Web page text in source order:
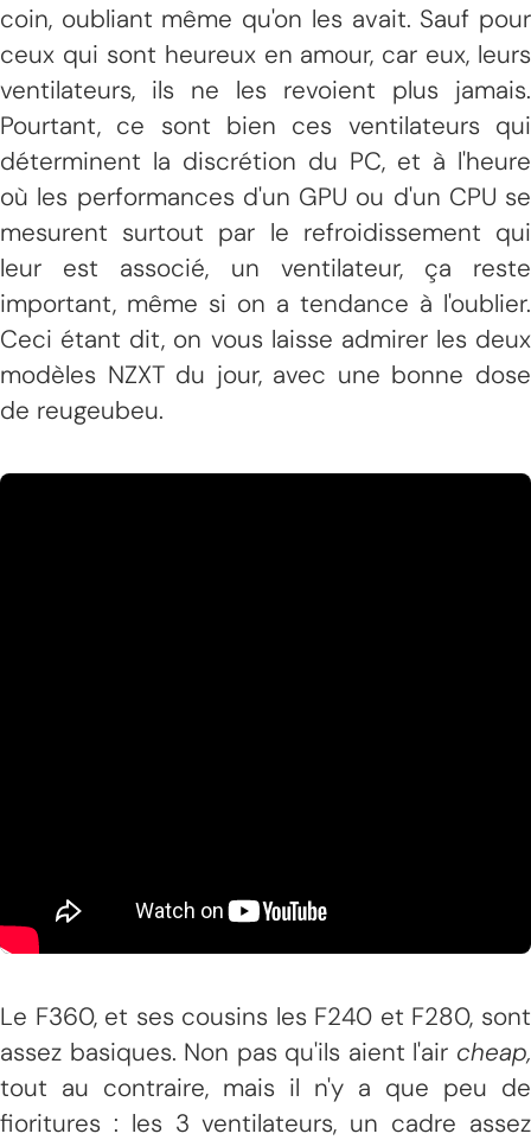
coin, oubliant même qu'on les avait. Sauf pour
ceux qui sont heureux en amour, car eux, leurs
ventilateurs, ils ne les revoient plus jamais.
Pourtant, ce sont bien ces ventilateurs qui
déterminent la discrétion du PC, et à l'heure
où les performances d'un GPU ou d'un CPU se
mesurent surtout par le refroidissement qui
leur est associé, un ventilateur, ça reste
important, même si on a tendance à l'oublier.
Ceci étant dit, on vous laisse admirer les deux
modèles NZXT du jour, avec une bonne dose
de reugeubeu.
Le F360, et ses cousins les F240 et F280, sont
assez basiques. Non pas qu'ils aient l'air cheap,
tout au contraire, mais il n'y a que peu de
fioritures : les 3 ventilateurs, un cadre assez